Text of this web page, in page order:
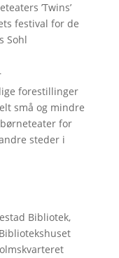
’Twins’
festival for de
Sohl
forestillinger
små og mindre
for
steder i
Bibliotek,